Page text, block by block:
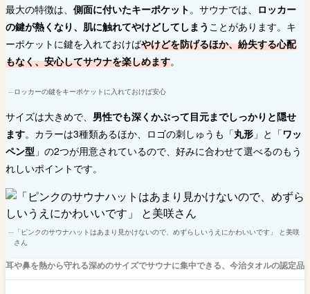
最大の特徴は、 側面に付いたキーポケット。サウナでは、 ロッカー
の鍵が熱くなり、肌に触れてやけどしてしまう ことがあります。キ
ーポケットに鍵を入れておけばやけどを防げるほか、紛失する心配
もなく、安心してサウナを楽しめます。
ロッカーの鍵をキーポケットに入れておけば安心
サイズは大きめで、 男性でも深くかぶって目元までしっかりと隠せ
ます。カラーは3種類あるほか、ロゴの刺しゅうも「丸形 」と「ワッ
ペン型 」の2つが用意されているので、好みに合わせて選べるのもう
れしいポイントです。
「ピンクのサウナハットはあまり見かけないので、めずらしいうえにかわいいです」 と美咲
さん
耳や鼻を熱から守れる深めのサイズでサウナに集中できる、今治タオルの認定品